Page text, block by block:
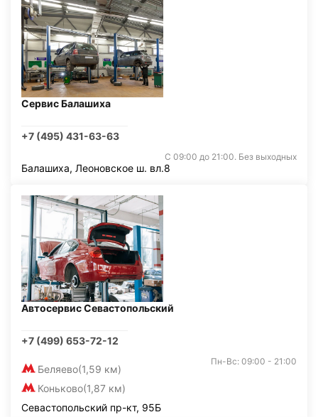
Сервис Балашиха
+7 (495) 431-63-63
С 09:00 до 21:00. Без выходных
Балашиха, Леоновское ш. вл.8
Автосервис Севастопольский
+7 (499) 653-72-12
Беляево(1,59 км)
Коньково(1,87 км)
Пн-Вс: 09:00 - 21:00
Севастопольский пр-кт, 95Б